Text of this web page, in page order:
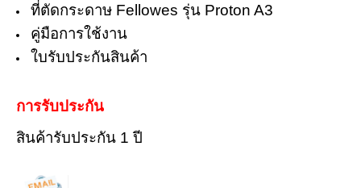
ที่ตัดกระดาษ Fellowes รุ่น Proton A3
คู่มือการใช้งาน
ใบรับประกันสินค้า
การรับประกัน
สินค้ารับประกัน 1 ปี